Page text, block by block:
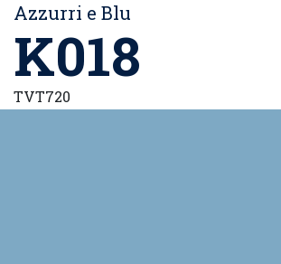
Azzurri e Blu
K018
TVT720